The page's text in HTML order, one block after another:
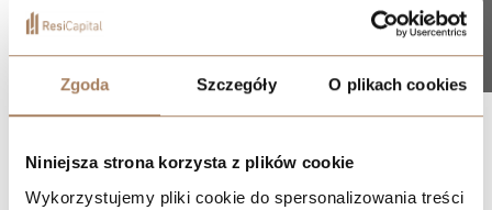
Zgoda Szczegóły O plikach cookies
Niniejsza strona korzysta z plików cookie
Wykorzystujemy pliki cookie do spersonalizowania treści
+2
Lokalizacja